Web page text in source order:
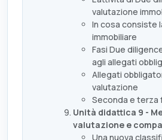
valutazione
In cosa consiste
immobiliare
Fasi Due
agli allegati
Allegati
valutazione
Seconda e terza
Unità didattica 9 -
valutazione e
Una nuova